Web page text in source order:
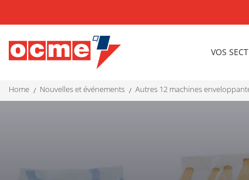
VOS
home nouvelles et événements autres 12 machines